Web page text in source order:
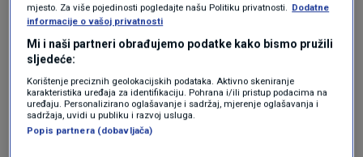
ubijenog policajca. "Radi se o uzornom kolegi
koji je profesionalno i časno obavljao svoju
službu, bio je više puta nagrađivan i odlikovan”,
rekao je Milina.
Božinović o ubojstvu šefa krim
mjesto. Za više pojedinosti pogledajte našu Politiku privatnosti. Dodatne
informacije o vašoj privatnosti
Mi i naši partneri obrađujemo podatke kako bismo pružili
sljedeće:
Korištenje preciznih geolokacijskih podataka. Aktivno skeniranje
karakteristika uređaja za identifikaciju. Pohrana i/ili pristup podacima na
uređaju. Personalizirano oglašavanje i sadržaj, mjerenje oglašavanja i
sadržaja, uvidi u publiku i razvoj usluga.
Popis partnera (dobavljača)